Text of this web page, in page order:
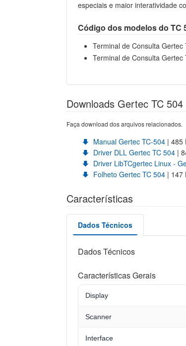
especiais e maior interatividade
Código dos modelos do TC
Terminal de Consulta
Terminal de Consulta
Downloads Gertec TC 504
Faça download dos arquivos relacionados.
Manual Gertec TC-504| 485
Driver DLL Gertec TC 504|
Driver LibTCgertec Linux -
Folheto Gertec TC 504| 147
Características
Dados Técnicos
Dados Técnicos
Características Gerais
Display
Scanner
Interface